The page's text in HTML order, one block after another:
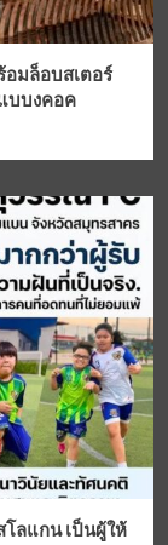
มล็อบสเตอร์
บบงคอค
ลแกน เป็นผู้ให้